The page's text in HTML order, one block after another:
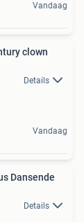
Vandaag
clown
Details
Vandaag
Dansende
Details